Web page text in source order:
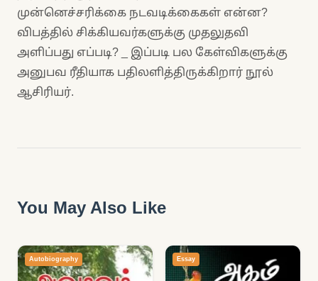
முன்னெச்சரிக்கை நடவடிக்கைகள் என்ன?
விபத்தில் சிக்கியவர்களுக்கு முதலுதவி
அளிப்பது எப்படி? _ இப்படி பல கேள்விகளுக்கு
அனுபவ ரீதியாக பதிலளித்திருக்கிறார் நூல்
ஆசிரியர்.
You May Also Like
Autobiography Essay